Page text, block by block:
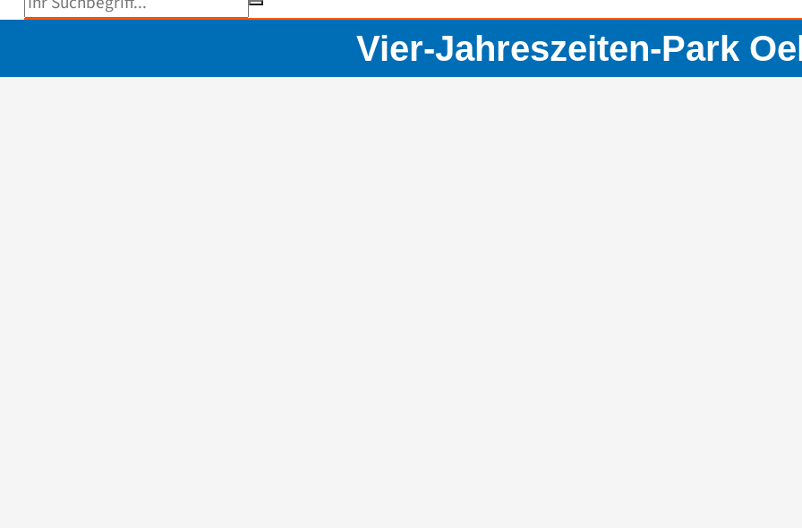
Suchbegriff eingeben
Vier-Jahreszeiten-Park